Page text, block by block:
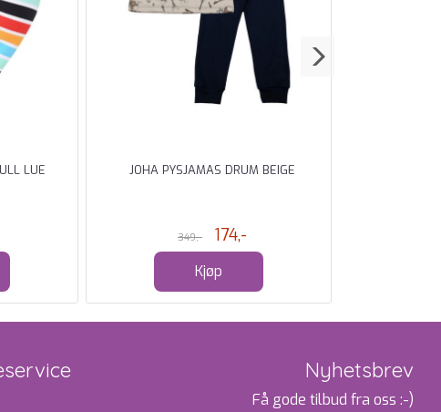
LUE
JOHA PYSJAMAS DRUM BEIGE
349,- 174,-
Kjøp
Nyhetsbrev
Få gode tilbud fra oss :-)